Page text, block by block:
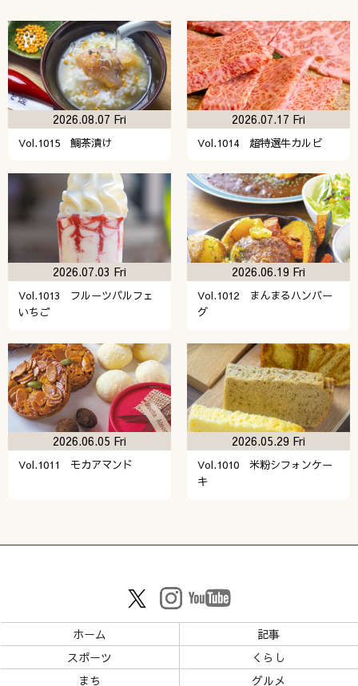
Vol.1015 鯛茶漬け
2026.08.07 Fri
Vol.1014 超特選牛カルビ
2026.07.17 Fri
Vol.1013 フルーツパルフェ
いちご
2026.07.03 Fri
Vol.1012 まんまるハンバー
グ
2026.06.19 Fri
Vol.1011 モカアマンド
2026.06.05 Fri
Vol.1010 米粉シフォンケー
キ
2026.05.29 Fri
ホーム
記事
スポーツ
くらし
まち
グルメ